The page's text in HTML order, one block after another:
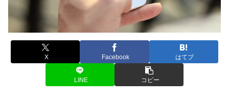
X Facebook はてブ
LINE コピー